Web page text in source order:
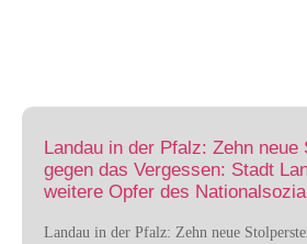
Landau in der Pfalz: Zehn neue
gegen das Vergessen: Stadt
weitere Opfer des
Landau in der Pfalz: Zehn neue